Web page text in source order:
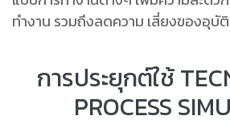
ทํางาน รวมถึงลดความ เสี่ยงของอุบั
การประยุกต์ใช้
PROCESS